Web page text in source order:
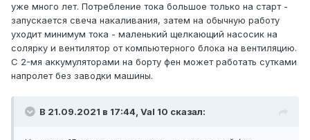
уже много лет. Потребление тока большое только на старт -
запускается свеча накаливания, затем на обычную работу
уходит минимум тока - маленький щелкающий насосик на
солярку и вентилятор от компьютерного блока на вентиляцию.
С 2-мя аккумуляторами на борту фен может работать сутками
напролет без заводки машины.
В 21.09.2021 в 17:44, Val 10 сказал: